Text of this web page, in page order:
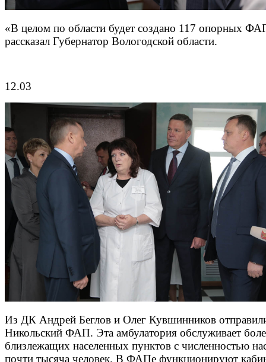
«В целом по области будет создано 117 опорных
рассказал Губернатор Вологодской области.
12.03
Из ДК Андрей Беглов и Олег Кувшинников
Никольский ФАП. Эта амбулатория обслуживает
близлежащих населенных пунктов с численностью
почти тысяча человек. В ФАПе функционируют